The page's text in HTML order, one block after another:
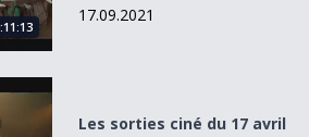
17.09.2021
avril
Les sorties ciné du 17 avril